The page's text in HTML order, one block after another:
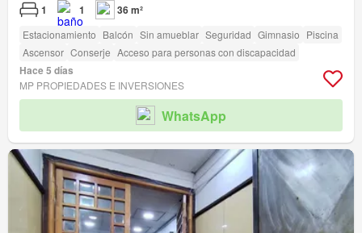
1 1 36 m²
Estacionamiento Balcón Sin amueblar Seguridad Gimnasio Piscina
Ascensor Conserje Acceso para personas con discapacidad
Hace 5 días
MP PROPIEDADES E INVERSIONES
WhatsApp